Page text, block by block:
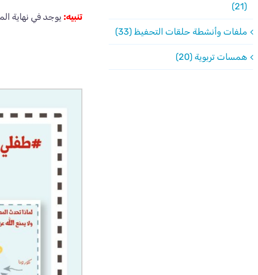
تنبيه: يوجد في نهاية
(21)
ملفات وأنشطة حلقات التحفيظ (33)
همسات تربوية (20)